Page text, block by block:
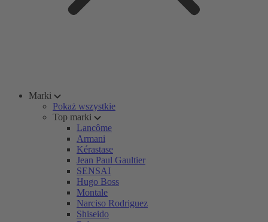
Marki
Pokaż wszystkie
Top marki
Lancôme
Armani
Kérastase
Jean Paul Gaultier
SENSAI
Hugo Boss
Montale
Narciso Rodriguez
Shiseido